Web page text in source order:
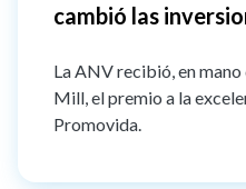
cambió las
La ANV recibió, en
Mill, el premio a la
Promovida.